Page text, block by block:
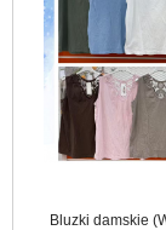
Bluzki damskie